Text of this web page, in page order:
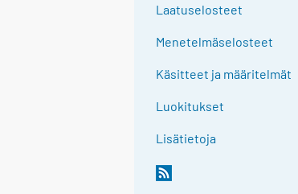
Laatuselosteet
Menetelmäselosteet
Käsitteet ja määritelmät
Luokitukset
Lisätietoja